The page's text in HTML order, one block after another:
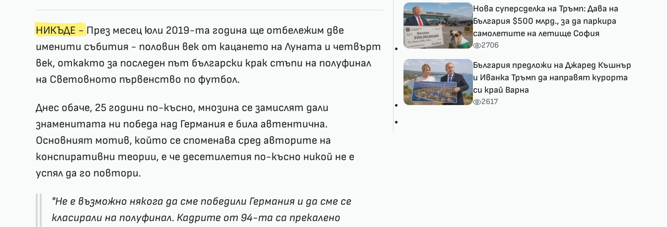
НИКЪДЕ -През месец юли 2019-та година ще отбележим две
именити събития - половин век от кацането на Луната и четвърт
век, откакто за последен път български крак стъпи на полуфинал
на Световното първенство по футбол.
Днес обаче, 25 години по-късно, мнозина се замислят дали
знаменитата ни победа над Германия е била автентична.
Основният мотив, който се споменава сред авторите на
конспиративни теории, е че десетилетия по-късно никой не е
успял да го повтори.
"Не е възможно някога да сме победили Германия и да сме се
класирали на полуфинал. Кадрите от 94-та са прекалено
Нова суперсделка на Тръмп: Дава на
България $500 млрд., за да паркира
самолетите на летище София
2706
България предложи на Джаред Къшнър
и Иванка Тръмп да направят курорта
си край Варна
2617